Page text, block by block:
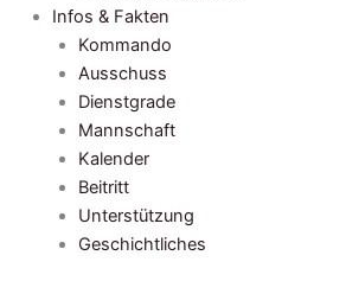
Infos & Fakten
Kommando
Ausschuss
Dienstgrade
Mannschaft
Kalender
Beitritt
Unterstützung
Geschichtliches